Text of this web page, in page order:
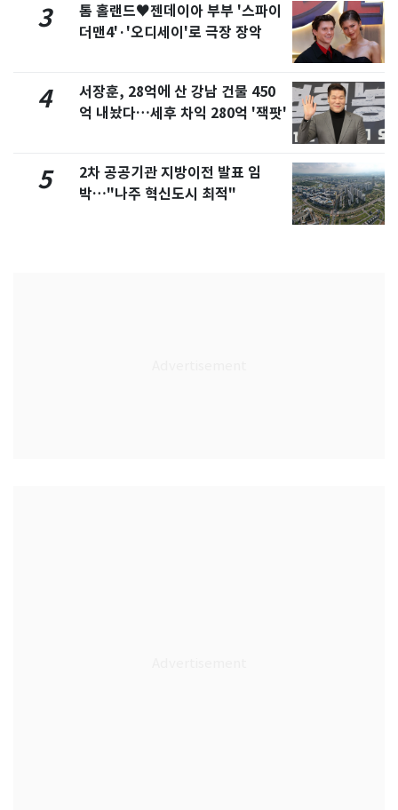
3
톰 홀랜드♥젠데이아 부부 '스파이
더맨4'·'오디세이'로 극장 장악
4
서장훈, 28억에 산 강남 건물 450
억 내놨다…세후 차익 280억 '잭팟'
5
2차 공공기관 지방이전 발표 임
박…"나주 혁신도시 최적"